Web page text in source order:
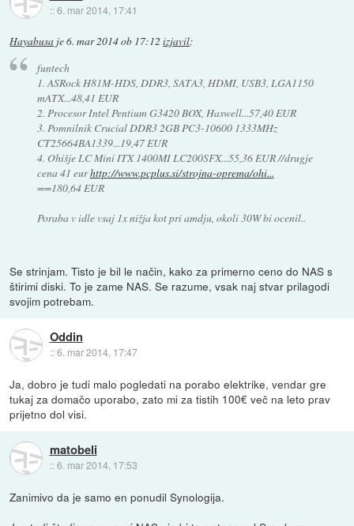
::6. mar 2014, 17:41
Hayabusa je6. mar 2014 ob 17:12 izjavil:
funtech
1. ASRock H81M-HDS, DDR3, SATA3, HDMI, USB3, LGA1150
mATX...48,41 EUR
2. Procesor Intel Pentium G3420 BOX, Haswell...57,40 EUR
3. Pomnilnik Crucial DDR3 2GB PC3-10600 1333MHz
CT25664BA1339...19,47 EUR
4. Ohišje LC Mini ITX 1400MI LC200SFX...55,36 EUR //drugje
cena 41 eurhttp://www.pcplus.si/strojna-oprema/ohi...
==180,64 EUR
Poraba v idle vsaj 1x nižja kot pri amdju, okoli 30W bi ocenil..
Se strinjam. Tisto je bil le način, kako za primerno ceno do NAS s
štirimi diski. To je zame NAS. Se razume, vsak naj stvar prilagodi
svojim potrebam.
Oddin
::6. mar 2014, 17:47
Ja, dobro je tudi malo pogledati na porabo elektrike, vendar gre
tukaj za domačo uporabo, zato mi za tistih 100€ več na leto prav
prijetno dol visi.
matobeli
::6. mar 2014, 17:53
Zanimivo da je samo en ponudil Synologija.